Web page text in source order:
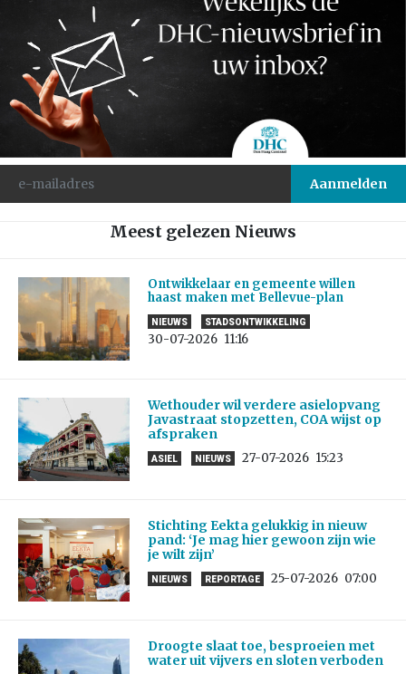
Meest gelezen Nieuws
Ontwikkelaar en gemeente willen
haast maken met Bellevue-plan
NIEUWS STADSONTWIKKELING
30-07-2026 11:16
Wethouder wil verdere asielopvang
Javastraat stopzetten, COA wijst op
afspraken
ASIEL NIEUWS 27-07-2026 15:23
Stichting Eekta gelukkig in nieuw
pand: ‘Je mag hier gewoon zijn wie
je wilt zijn’
NIEUWS REPORTAGE 25-07-2026 07:00
Droogte slaat toe, besproeien met
water uit vijvers en sloten verboden